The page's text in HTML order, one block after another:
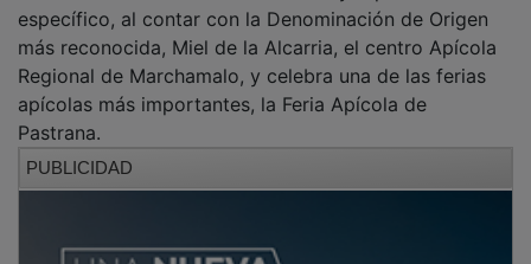
más reconocida, Miel de la Alcarria, el centro Apícola
Regional de Marchamalo, y celebra una de las ferias
apícolas más importantes, la Feria Apícola de
Pastrana.